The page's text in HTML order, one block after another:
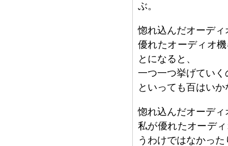
ぶ。
惚れ込んだオーデ
優れたオーディオ
とになると、
一つ一つ挙げてい
といっても百はい
惚れ込んだオーデ
私が優れたオーデ
うわけではなかった